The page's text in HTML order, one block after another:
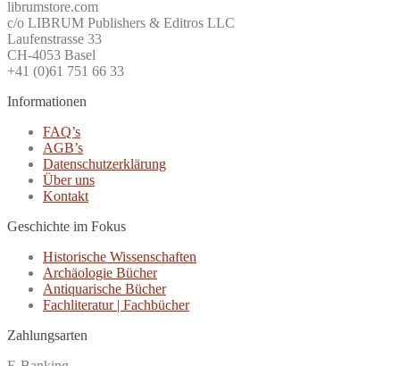
librumstore.com
c/o LIBRUM Publishers & Editros LLC
Laufenstrasse 33
CH-4053 Basel
+41 (0)61 751 66 33
Informationen
FAQ’s
AGB’s
Datenschutzerklärung
Über uns
Kontakt
Geschichte im Fokus
Historische Wissenschaften
Archäologie Bücher
Antiquarische Bücher
Fachliteratur | Fachbücher
Zahlungsarten